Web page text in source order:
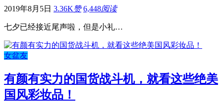
2019年8月5日 3.36K赞 6,448阅读
七夕已经接近尾声啦，但是小礼…
女盆友
有颜有实力的国货战斗机，就看这些绝美
国风彩妆品！